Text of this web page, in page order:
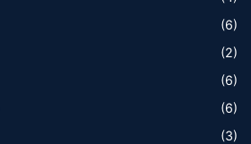
(6)
(2)
(6)
(6)
(3)